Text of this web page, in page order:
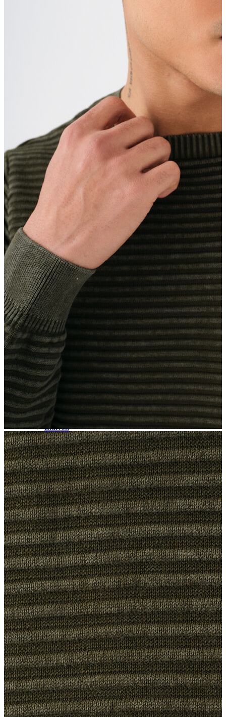
Aksesuar
Kadın Aksesuar
Çorap
Bere
Eldiven
Kemer
Parfüm
Erkek Aksesuar
Boxer
Çorap
Kemer
Atkı
Cüzdan
Parfüm
Şapka